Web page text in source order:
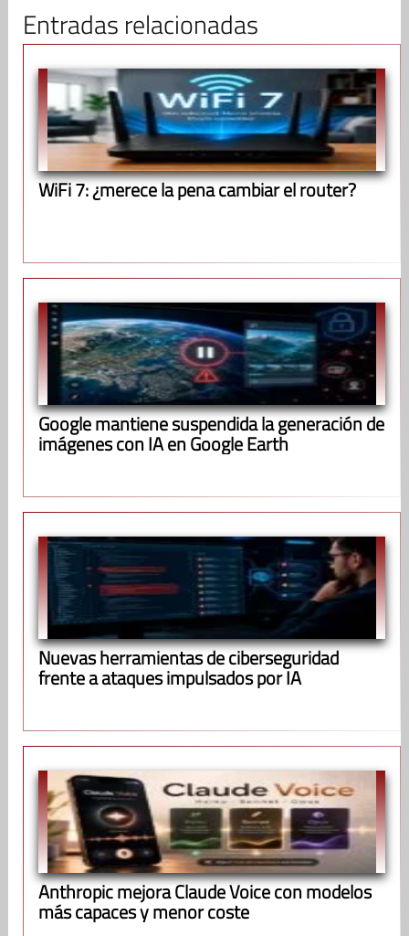
Entradas relacionadas
WiFi 7: ¿merece la pena cambiar el router?
Google mantiene suspendida la generación de
imágenes con IA en Google Earth
Nuevas herramientas de ciberseguridad
frente a ataques impulsados por IA
Anthropic mejora Claude Voice con modelos
más capaces y menor coste